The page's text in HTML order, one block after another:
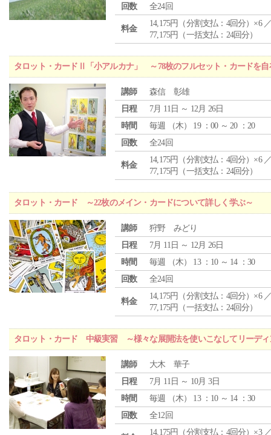
回数
全24回
料金
14,175円（分割支払：4回分）×6
77,175円（一括支払：24回分）
タロット・カードⅡ「小アルカナ」 ～78枚のフルセット・カードを自
講師
森信 彰雄
日程
7月 11日 ～ 12月 26日
時間
毎週 （木） 19 ：00 ～ 20 ：20
回数
全24回
料金
14,175円（分割支払：4回分）×6
77,175円（一括支払：24回分）
タロット・カード ～22枚のメイン・カードについて詳しく学ぶ～
講師
狩野 みどり
日程
7月 11日 ～ 12月 26日
時間
毎週 （木） 13 ：10 ～ 14 ：30
回数
全24回
料金
14,175円（分割支払：4回分）×6
77,175円（一括支払：24回分）
タロット・カード 中級実習 ～様々な展開法を使いこなしてリーディ
講師
大木 華子
日程
7月 11日 ～ 10月 3日
時間
毎週 （木） 13 ：10 ～ 14 ：30
回数
全12回
14,175円（分割支払：4回分）×3